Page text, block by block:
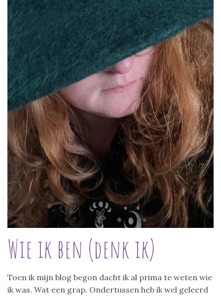
Wie ik ben (denk ik)
Toen ik mijn blog begon dacht ik al prima te weten wie
ik was. Wat een grap. Ondertussen heb ik wel geleerd